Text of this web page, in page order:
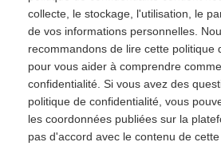
collecte, le stockage, l'utilisation, le
de vos informations personnelles.
recommandons de lire cette politique
pour vous aider à comprendre
confidentialité. Si vous avez des
politique de confidentialité, vous
les coordonnées publiées sur la
pas d'accord avec le contenu de